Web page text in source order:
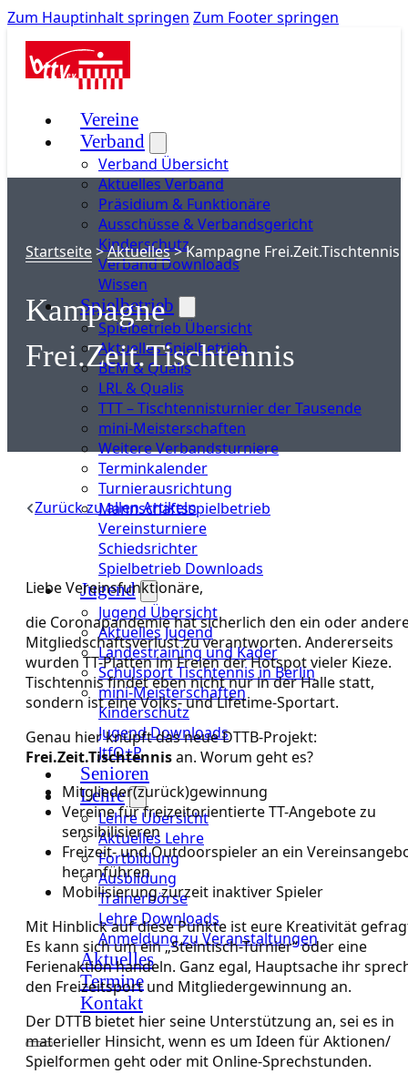
Zum Hauptinhalt springen Zum Footer springen
Vereine
Verband
Verband Übersicht
Aktuelles Verband
Präsidium & Funktionäre
Ausschüsse & Verbandsgericht
Kinderschutz
Verband Downloads
Wissen
Spielbetrieb
Spielbetrieb Übersicht
Aktuelles Spielbetrieb
BEM & Qualis
LRL & Qualis
TTT – Tischtennisturnier der Tausende
mini-Meisterschaften
Weitere Verbandsturniere
Terminkalender
Turnierausrichtung
Mannschaftsspielbetrieb
Vereinsturniere
Schiedsrichter
Spielbetrieb Downloads
Jugend
Jugend Übersicht
Aktuelles Jugend
Landestraining und Kader
Schulsport Tischtennis in Berlin
mini-Meisterschaften
Kinderschutz
Jugend Downloads
JtfO+P
Senioren
Lehre
Lehre Übersicht
Aktuelles Lehre
Fortbildung
Ausbildung
Trainerbörse
Lehre Downloads
Anmeldung zu Veranstaltungen
Aktuelles
Termine
Kontakt
Startseite>Aktuelles>Kampagne Frei.Zeit.Tischtennis
Kampagne
Frei.Zeit.Tischtennis
Zurück zu allen Artikeln
Liebe Vereinsfunktionäre,
die Coronapandemie hat sicherlich den ein oder
Mitgliedschaftsverlust zu verantworten. Andererseits
wurden TT-Platten im Freien der Hotspot vieler Kieze.
Tischtennis findet eben nicht nur in der Halle statt,
sondern ist eine Volks- und Lifetime-Sportart.
Genau hier knüpft das neue DTTB-Projekt:
Frei.Zeit.Tischtennisan. Worum geht es?
Mitglieder(zurück)gewinnung
Vereine für freizeitorientierte TT-Angebote zu
sensibilisieren
Freizeit- und Outdoorspieler an ein
heranführen
Mobilisierung zurzeit inaktiver Spieler
Mit Hinblick auf diese Punkte ist eure Kreativität
Es kann sich um ein „Steintisch-Turnier“ oder eine
Ferienaktion handeln. Ganz egal, Hauptsache ihr
den Freizeitsport und Mitgliedergewinnung an.
Der DTTB bietet hier seine Unterstützung an, sei es in
materieller Hinsicht, wenn es um Ideen für Aktionen/
Spielformen geht oder mit Online-Sprechstunden.